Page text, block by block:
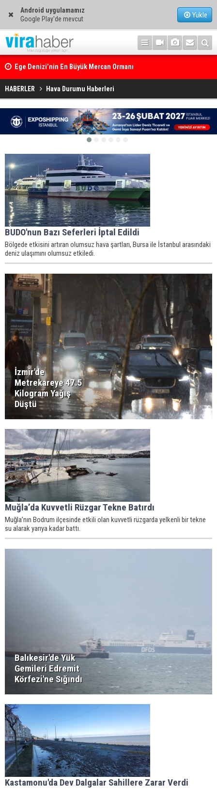
Android uygulamamız
Google Play'de mevcut
Yükle
Ege Denizi’nin En Büyük Mercan Ormanı
HABERLER Hava Durumu Haberleri
BUDO'nun Bazı Seferleri İptal Edildi
Bölgede etkisini artıran olumsuz hava şartları, Bursa ile İstanbul arasındaki
deniz ulaşımını olumsuz etkiledi.
İzmir'de
Metrekareye 47.5
Kilogram Yağış
Düştü
Muğla’da Kuvvetli Rüzgar Tekne Batırdı
Muğla’nın Bodrum ilçesinde etkili olan kuvvetli rüzgarda yelkenli bir tekne
su alarak yarıya kadar battı.
Balıkesir'de Yük
Gemileri Edremit
Körfezi'ne Sığındı
Kastamonu'da Dev Dalgalar Sahillere Zarar Verdi